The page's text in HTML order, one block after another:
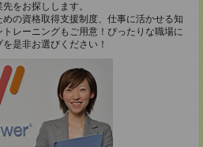
をお探しします。
の資格取得支援制度、仕事に活かせる知
レーニングもご用意！ぴったりな職場に
是非お選びください！